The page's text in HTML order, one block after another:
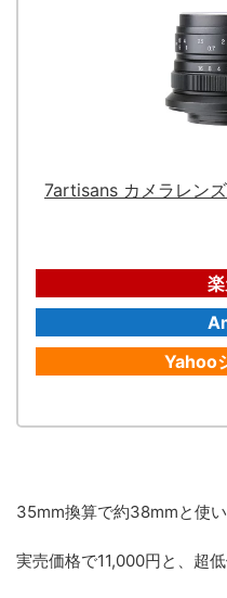
7artisans カメラレン
Yahoo
35mm換算で約38mmと使い
実売価格で11,000円と、超